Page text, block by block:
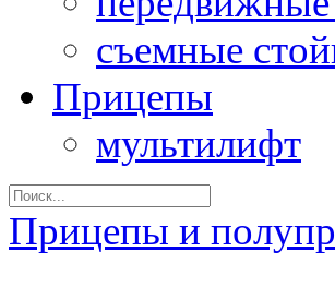
съемные
Прицепы
мультилифт
Прицепы и